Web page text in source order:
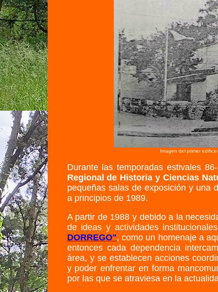
Imagen del primer
Durante las temporadas estivales
Regional de Historia y Ciencias
pequeñas salas de exposición y una
a principios de 1989.
A partir de 1988 y debido a la
de ideas y actividades
DORREGO", como un homenaje a
entonces cada dependencia
área, y se establecen acciones
y poder enfrentar en forma
por las que se atraviesa en la